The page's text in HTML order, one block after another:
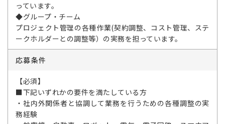
っています。
◆グループ・チーム
プロジェクト管理の各種作業(契約調整、コスト管理、ステ
ークホルダーとの調整等）の実務を担っています。
応募条件
【必須】
■下記いずれかの要件を満たしている方
・社内外関係者と協調して業務を行うための各種調整の実
務経験